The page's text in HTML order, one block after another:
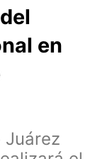
en
Juárez